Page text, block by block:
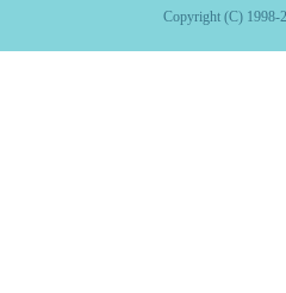
Copyright (C) 1998-